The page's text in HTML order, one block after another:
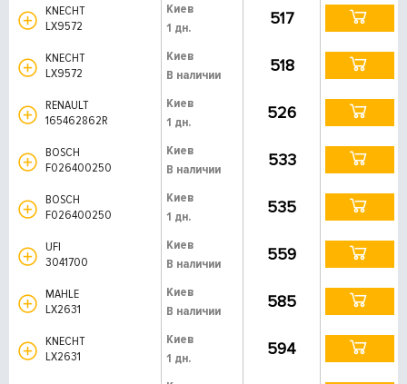
KNECHT
LX9572
Киев
1 дн.
517
KNECHT
LX9572
Киев
В наличии
518
RENAULT
165462862R
Киев
1 дн.
526
BOSCH
F026400250
Киев
В наличии
533
BOSCH
F026400250
Киев
1 дн.
535
UFI
3041700
Киев
В наличии
559
MAHLE
LX2631
Киев
В наличии
585
KNECHT
LX2631
Киев
1 дн.
594